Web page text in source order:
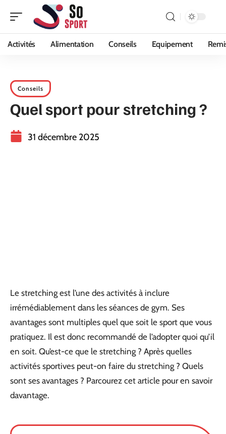
Activités Alimentation Conseils Equipement
Conseils
Quel sport pour stretching ?
31 décembre 2025
Le stretching est l’une des activités à inclure
irrémédiablement dans les séances de gym. Ses
avantages sont multiples quel que soit le sport que vous
pratiquez. Il est donc recommandé de l’adopter quoi qu’il
en soit. Qu’est-ce que le stretching ? Après quelles
activités sportives peut-on faire du stretching ? Quels
sont ses avantages ? Parcourez cet article pour en savoir
davantage.